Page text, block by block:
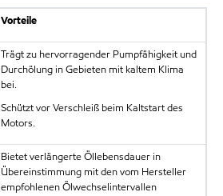
Vorteile
Trägt zu hervorragender Pumpfähigkeit und
Durchölung in Gebieten mit kaltem Klima
bei.
Schützt vor Verschleiß beim Kaltstart des
Motors.
Bietet verlängerte Öllebensdauer in
Übereinstimmung mit den vom Hersteller
empfohlenen Ölwechselintervallen